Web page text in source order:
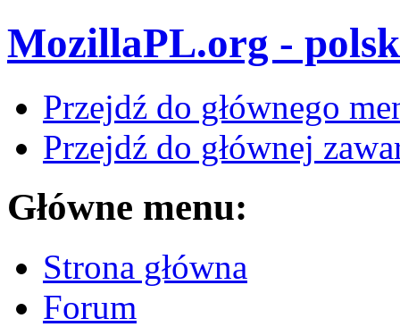
MozillaPL.org -
Przejdź do głównego
Przejdź do głównej
Główne menu:
Strona główna
Forum